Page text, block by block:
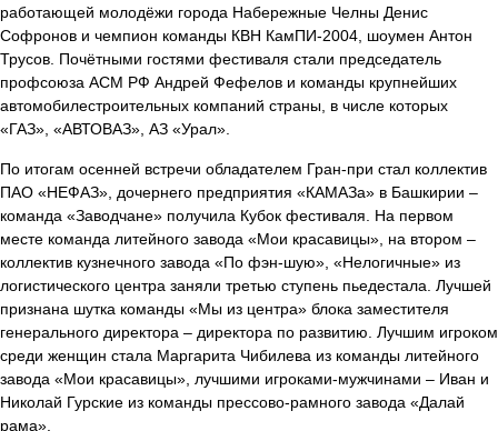
работающей молодёжи города Набережные Челны Денис
Софронов и чемпион команды КВН КамПИ-2004, шоумен Антон
Трусов. Почётными гостями фестиваля стали председатель
профсоюза АСМ РФ Андрей Фефелов и команды крупнейших
автомобилестроительных компаний страны, в числе которых
«ГАЗ», «АВТОВАЗ», АЗ «Урал».
По итогам осенней встречи обладателем Гран-при стал коллектив
ПАО «НЕФАЗ», дочернего предприятия «КАМАЗа» в Башкирии –
команда «Заводчане» получила Кубок фестиваля. На первом
месте команда литейного завода «Мои красавицы», на втором –
коллектив кузнечного завода «По фэн-шую», «Нелогичные» из
логистического центра заняли третью ступень пьедестала. Лучшей
признана шутка команды «Мы из центра» блока заместителя
генерального директора – директора по развитию. Лучшим игроком
среди женщин стала Маргарита Чибилева из команды литейного
завода «Мои красавицы», лучшими игроками-мужчинами – Иван и
Николай Гурские из команды прессово-рамного завода «Далай
рама».